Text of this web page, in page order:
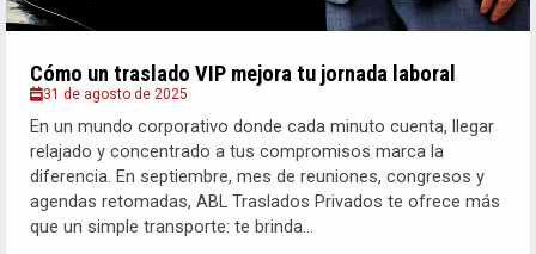
Cómo un traslado VIP mejora tu jornada laboral
31 de agosto de 2025
En un mundo corporativo donde cada minuto cuenta, llegar
relajado y concentrado a tus compromisos marca la
diferencia. En septiembre, mes de reuniones, congresos y
agendas retomadas, ABL Traslados Privados te ofrece más
que un simple transporte: te brinda...